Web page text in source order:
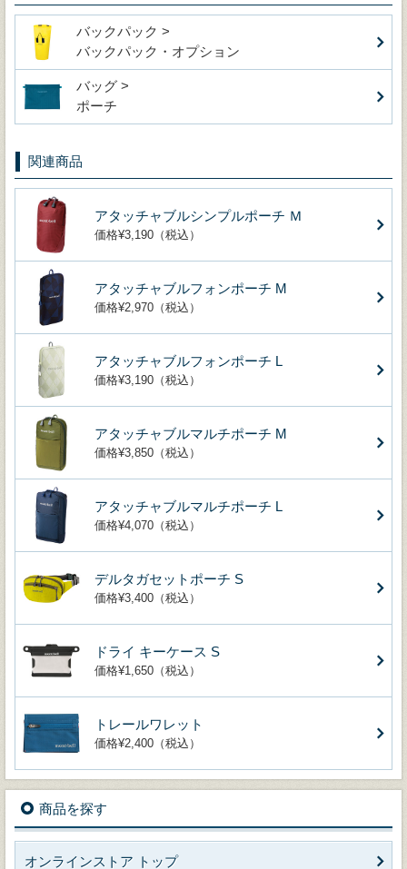
バックパック >
バックパック・オプション
バッグ >
ポーチ
関連商品
アタッチャブルシンプルポーチ Ｍ
価格¥3,190（税込）
アタッチャブルフォンポーチ M
価格¥2,970（税込）
アタッチャブルフォンポーチ L
価格¥3,190（税込）
アタッチャブルマルチポーチ M
価格¥3,850（税込）
アタッチャブルマルチポーチ L
価格¥4,070（税込）
デルタガセットポーチ S
価格¥3,400（税込）
ドライ キーケース S
価格¥1,650（税込）
トレールワレット
価格¥2,400（税込）
商品を探す
オンラインストア トップ